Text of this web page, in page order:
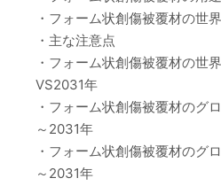
・フォーム状創傷被覆材の世
・主な注意点
・フォーム状創傷被覆材の世
VS2031年
・フォーム状創傷被覆材のグ
～2031年
・フォーム状創傷被覆材のグ
～2031年